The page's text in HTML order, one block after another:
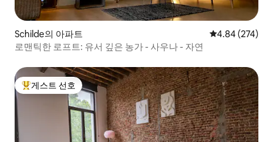
Schilde의 아파트 평점 4.84점(5
4.84 (274)
로맨틱한 로프트: 유서 깊은 농가 - 사우나 - 자연
상위 게스트 선호
게스트 선호